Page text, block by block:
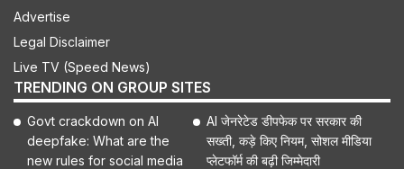
Advertise
Legal Disclaimer
Live TV (Speed News)
TRENDING ON GROUP SITES
Govt crackdown on AI
deepfake: What are the
new rules for social media
AI जेनरेटेड डीपफेक पर सरकार की
सख्ती, कड़े किए नियम, सोशल मीडिया
प्लेटफॉर्म की बढ़ी जिम्मेदारी